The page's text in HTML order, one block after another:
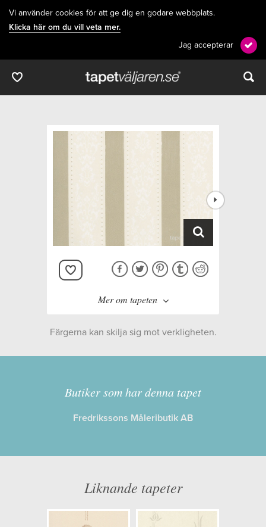
Vi använder cookies för att ge dig en godare webbplats.
Klicka här om du vill veta mer.
Jag accepterar
Mer om tapeten
Kollektion:
Mormors Tid
Information
Längd x Bredd: 10,05 x 0,53
Artikelnummer: 4831-2
Färgerna kan skilja sig mot verkligheten.
Butiker som har denna tapet
Fredrikssons Måleributik AB
Liknande tapeter